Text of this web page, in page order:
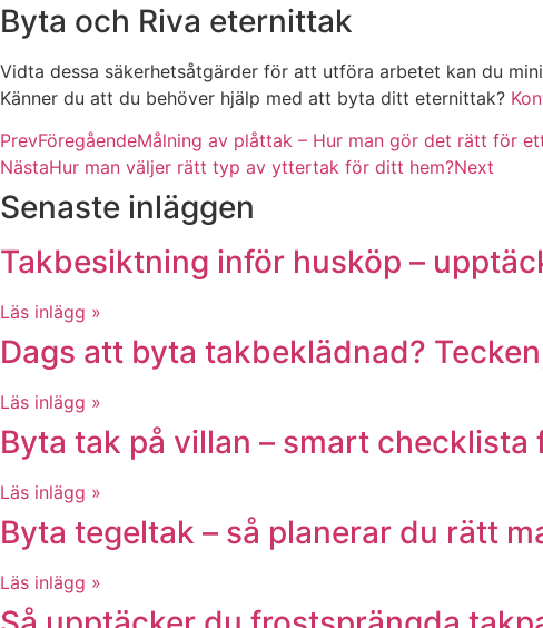
Byta och Riva eternittak
Vidta dessa säkerhetsåtgärder för att utföra arbetet kan du
Känner du att du behöver hjälp med att byta ditt eternittak?
PrevFöregåendeMålning av plåttak – Hur man gör det rätt för
NästaHur man väljer rätt typ av yttertak för ditt hem?Next
Senaste inläggen
Takbesiktning inför husköp –
Läs inlägg »
Dags att byta takbeklädnad?
Läs inlägg »
Byta tak på villan – smart
Läs inlägg »
Byta tegeltak – så planerar du rätt
Läs inlägg »